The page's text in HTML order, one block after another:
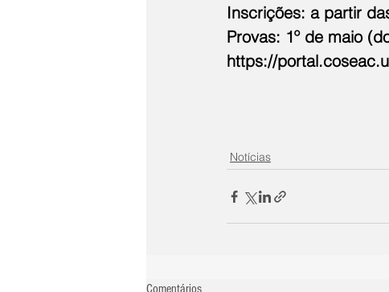
Inscrições: a partir
Provas: 1º de maio
https://
Notícias
Comentários